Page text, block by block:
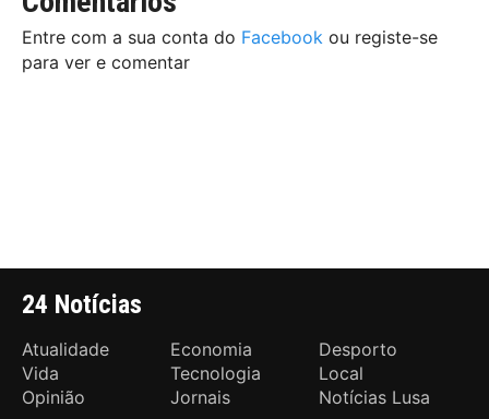
Entre com a sua conta do Facebook ou registe-se
para ver e comentar
24 Notícias
Atualidade Economia
Desporto
Vida
Tecnologia
Local
Opinião
Jornais Notícias Lusa